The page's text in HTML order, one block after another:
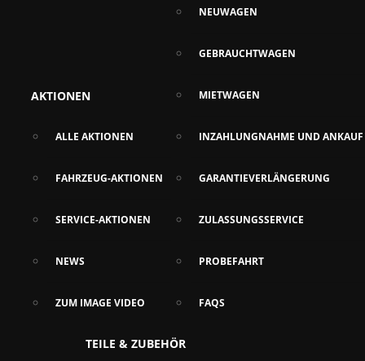
AKTIONEN
ALLE AKTIONEN
FAHRZEUG-AKTIONEN
SERVICE-AKTIONEN
NEWS
ZUM IMAGE VIDEO
NEUWAGEN
GEBRAUCHTWAGEN
MIETWAGEN
INZAHLUNGNAHME UND ANKAUF
GARANTIEVERLÄNGERUNG
ZULASSUNGSSERVICE
PROBEFAHRT
FAQS
TEILE & ZUBEHÖR